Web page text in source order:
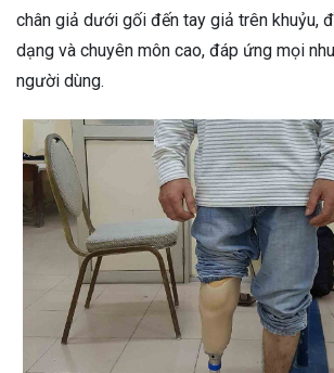
chân giả dưới gối đến tay giả trên khuỷu,
dạng và chuyên môn cao, đáp ứng mọi
người dùng.